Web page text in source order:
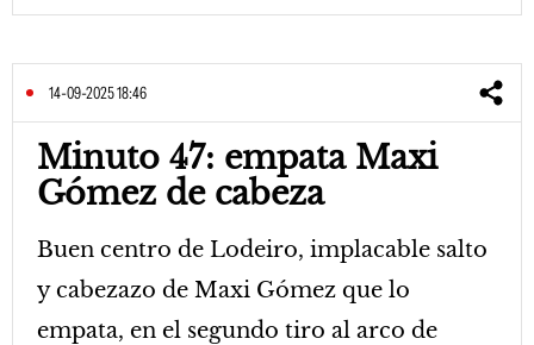
14-09-2025 18:46
Minuto 47: empata Maxi
Gómez de cabeza
Buen centro de Lodeiro, implacable salto
y cabezazo de Maxi Gómez que lo
empata, en el segundo tiro al arco de